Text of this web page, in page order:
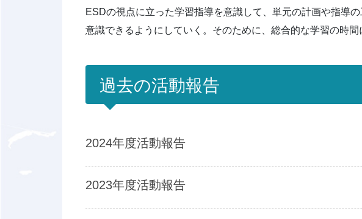
ESDの視点に立った学習指導を意識して、単元の計画や指導
意識できるようにしていく。そのために、総合的な学習の時
過去の活動報告
2024年度活動報告
2023年度活動報告